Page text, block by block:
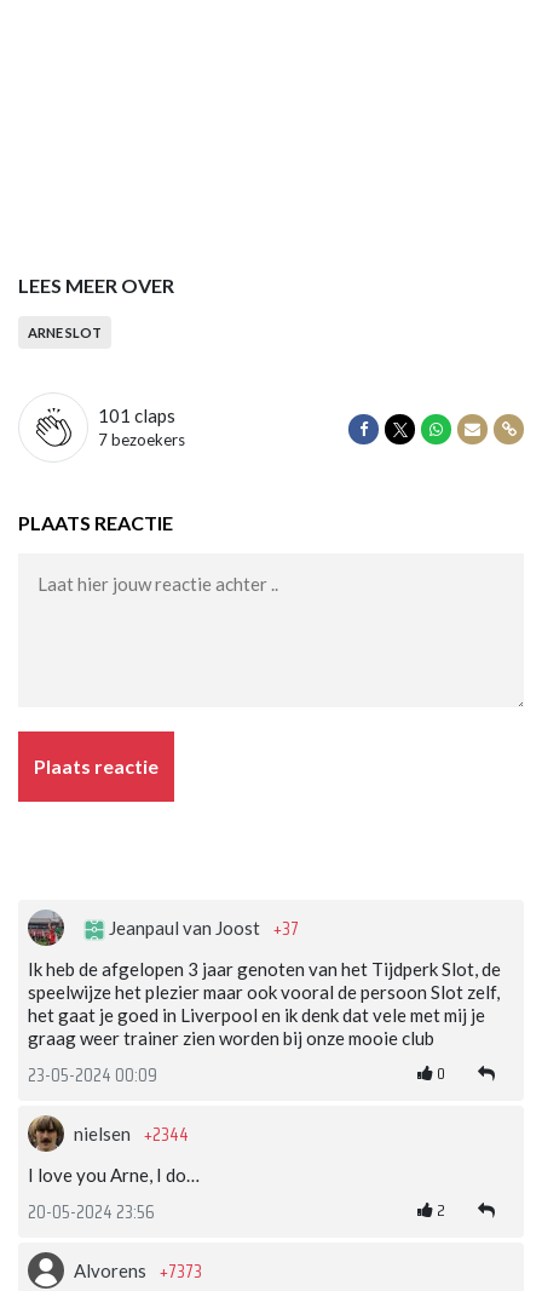
LEES MEER OVER
ARNE SLOT
101 claps
7 bezoekers
Delen op Facebook
Delen op Twitter
Delen op
Delen
PLAATS REACTIE
Plaats reactie
Jeanpaul van Joost +37
Ik heb de afgelopen 3 jaar genoten van het Tijdperk Slot, de
speelwijze het plezier maar ook vooral de persoon Slot zelf,
het gaat je goed in Liverpool en ik denk dat vele met mij je
graag weer trainer zien worden bij onze mooie club
23-05-2024 00:09 0
nielsen +2344
I love you Arne, I do…
20-05-2024 23:56 2
Alvorens +7373